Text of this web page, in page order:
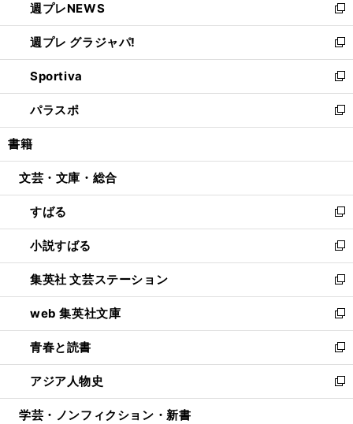
く
で
開
く
ド
ウ
で
開
く
い
ウ
ィ
ン
ド
ウ
で
開
週プレNEWS
新
し
い
ウ
ィ
ン
ド
ウ
開
週プレ グラジャパ!
新
し
い
ウ
ィ
ン
ウ
開
く
Sportiva
新
し
い
ウ
ン
ウ
で
開
く
パラスポ
新
し
ウ
ン
ド
ウ
で
開
く
書籍
文芸・文庫・総合
すばる
新
し
い
ウ
ィ
ン
ド
ウ
で
開
く
小説すばる
新
し
い
ウ
ィ
ン
ド
ウ
で
開
集英社 文芸ステーション
新
し
い
ウ
ィ
ン
ド
ウ
web 集英社文庫
新
し
い
ウ
ィ
ン
青春と読書
新
し
い
ウ
アジア人物史
新
し
学芸・ノンフィクション・新書